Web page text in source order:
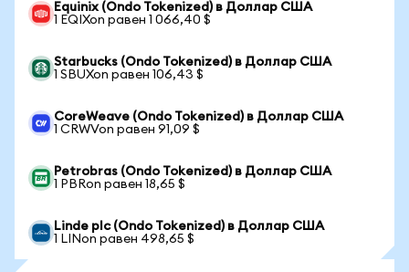
Equinix (Ondo Tokenized) в Доллар США
1 EQIXon равен 1 066,40 $
Starbucks (Ondo Tokenized) в Доллар США
1 SBUXon равен 106,43 $
CoreWeave (Ondo Tokenized) в Доллар США
1 CRWVon равен 91,09 $
Petrobras (Ondo Tokenized) в Доллар США
1 PBRon равен 18,65 $
Linde plc (Ondo Tokenized) в Доллар США
1 LINon равен 498,65 $